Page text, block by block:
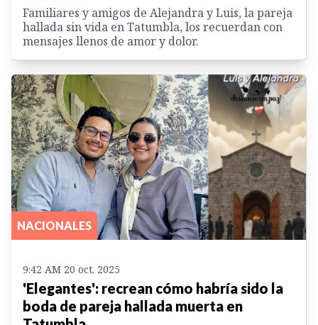
Familiares y amigos de Alejandra y Luis, la pareja
hallada sin vida en Tatumbla, los recuerdan con
mensajes llenos de amor y dolor.
NACIONALES
9:42 AM 20 oct. 2025
'Elegantes': recrean cómo habría sido la
boda de pareja hallada muerta en